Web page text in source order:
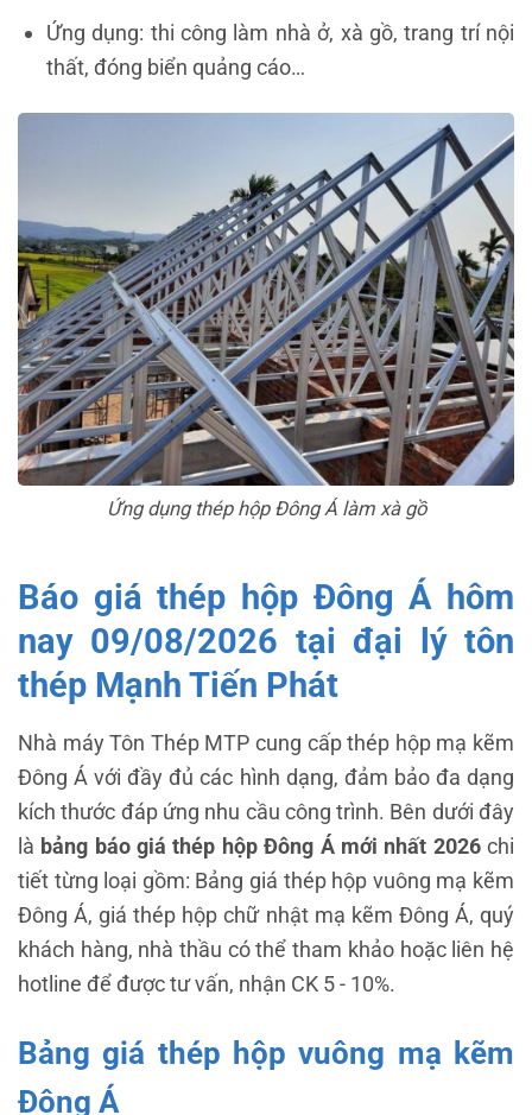
Ứng dụng: thi công làm nhà ở, xà gồ, trang trí nội
thất, đóng biển quảng cáo…
Ứng dụng thép hộp Đông Á làm xà gồ
Báo giá thép hộp Đông Á hôm
nay 09/08/2026 tại đại lý tôn
thép Mạnh Tiến Phát
Nhà máy Tôn Thép MTP cung cấp thép hộp mạ kẽm
Đông Á với đầy đủ các hình dạng, đảm bảo đa dạng
kích thước đáp ứng nhu cầu công trình. Bên dưới đây
là bảng báo giá thép hộp Đông Á mới nhất 2026chi
tiết từng loại gồm: Bảng giá thép hộp vuông mạ kẽm
Đông Á, giá thép hộp chữ nhật mạ kẽm Đông Á, quý
khách hàng, nhà thầu có thể tham khảo hoặc liên hệ
hotline để được tư vấn, nhận CK 5 - 10%.
Bảng giá thép hộp vuông mạ kẽm
Đông Á